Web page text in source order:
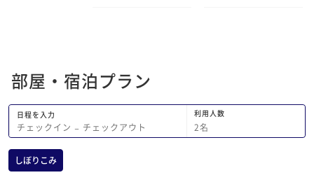
部屋・宿泊プラン
日程を入力
チェックイン − チェックアウト
利用人数
2名
しぼりこみ